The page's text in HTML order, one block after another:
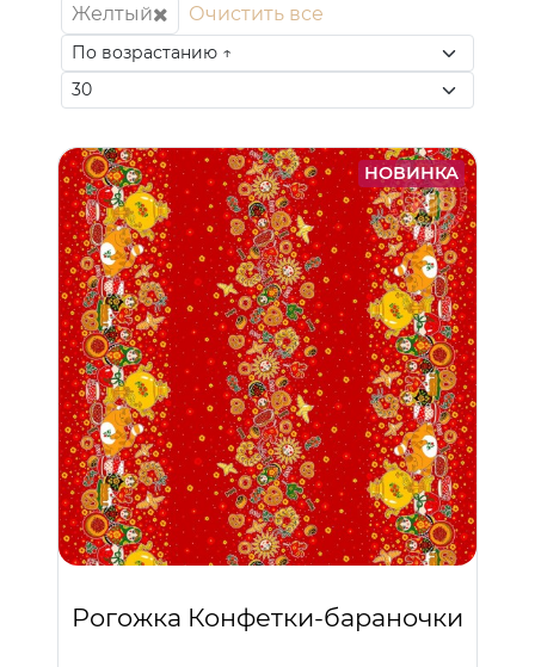
Желтый Очистить все
НОВИНКА
Рогожка Конфетки-бараночки